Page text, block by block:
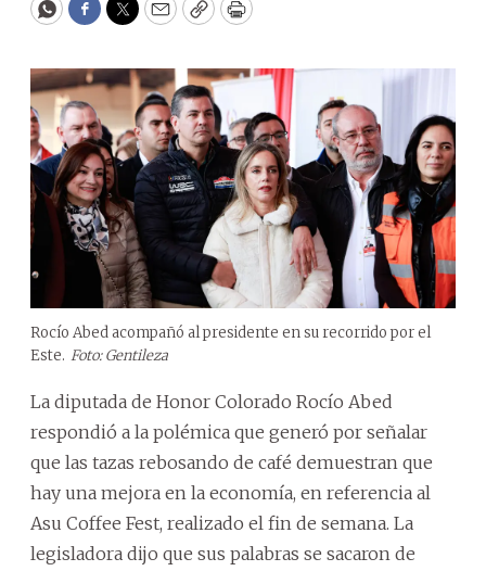
WhatsApp
Facebook
Twitter
EmailCopyPrint
Rocío Abed acompañó al presidente en su recorrido por el
Este. Foto: Gentileza
La diputada de Honor Colorado Rocío Abed
respondió a la polémica que generó por señalar
que las tazas rebosando de café demuestran que
hay una mejora en la economía, en referencia al
Asu Coffee Fest, realizado el fin de semana. La
legisladora dijo que sus palabras se sacaron de